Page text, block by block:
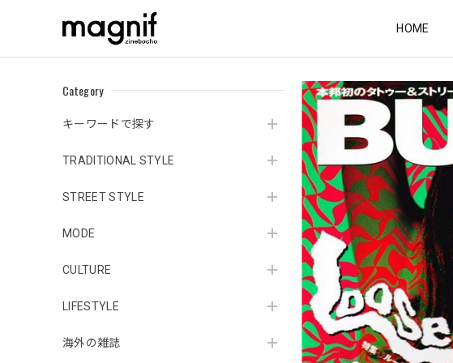
HOME
Category
キーワードで探す
TRADITIONAL STYLE
STREET STYLE
MODE
CULTURE
LIFESTYLE
海外の雑誌